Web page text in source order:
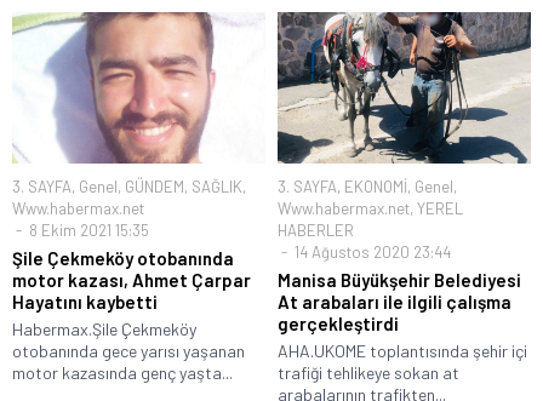
3. SAYFA, Genel, GÜNDEM, SAĞLIK,
Www.habermax.net
8 Ekim 2021 15:35
Şile Çekmeköy otobanında
motor kazası, Ahmet Çarpar
Hayatını kaybetti
Habermax.Şile Çekmeköy
otobanında gece yarısı yaşanan
motor kazasında genç yaşta...
3. SAYFA, EKONOMİ, Genel,
Www.habermax.net, YEREL
HABERLER
14 Ağustos 2020 23:44
Manisa Büyükşehir Belediyesi
At arabaları ile ilgili çalışma
gerçekleştirdi
AHA.UKOME toplantısında şehir içi
trafiği tehlikeye sokan at
arabalarının trafikten...